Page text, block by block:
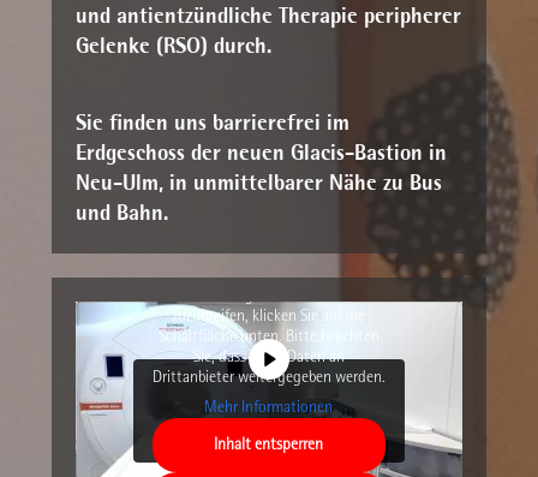
und antientzündliche Therapie peripherer
Gelenke (RSO) durch.
Sie finden uns barrierefrei im
Erdgeschoss der neuen Glacis-Bastion in
Neu-Ulm, in unmittelbarer Nähe zu Bus
und Bahn.
Sie sehen gerade einen
Platzhalterinhalt vonYouTube. Um
zuzugreifen, klicken Sie auf die
Schaltfläche unten. Bitte beachten
Sie, dass dabei Daten an
Drittanbieter weitergegeben werden.
Mehr Informationen
Inhalt entsperren